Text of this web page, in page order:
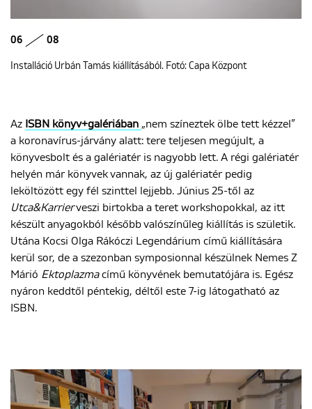
06 08
Installáció Urbán Tamás kiállításából. Fotó: Capa Központ
Az ISBN könyv+galériában „nem színeztek ölbe tett kézzel”
a koronavírus-járvány alatt: tere teljesen megújult, a
könyvesbolt és a galériatér is nagyobb lett. A régi galériatér
helyén már könyvek vannak, az új galériatér pedig
leköltözött egy fél szinttel lejjebb. Június 25-től az
Utca&Karrierveszi birtokba a teret workshopokkal, az itt
készült anyagokból később valószínűleg kiállítás is születik.
Utána Kocsi Olga Rákóczi Legendárium című kiállítására
kerül sor, de a szezonban symposionnal készülnek Nemes Z
Márió Ektoplazmacímű könyvének bemutatójára is. Egész
nyáron keddtől péntekig, déltől este 7-ig látogatható az
ISBN.